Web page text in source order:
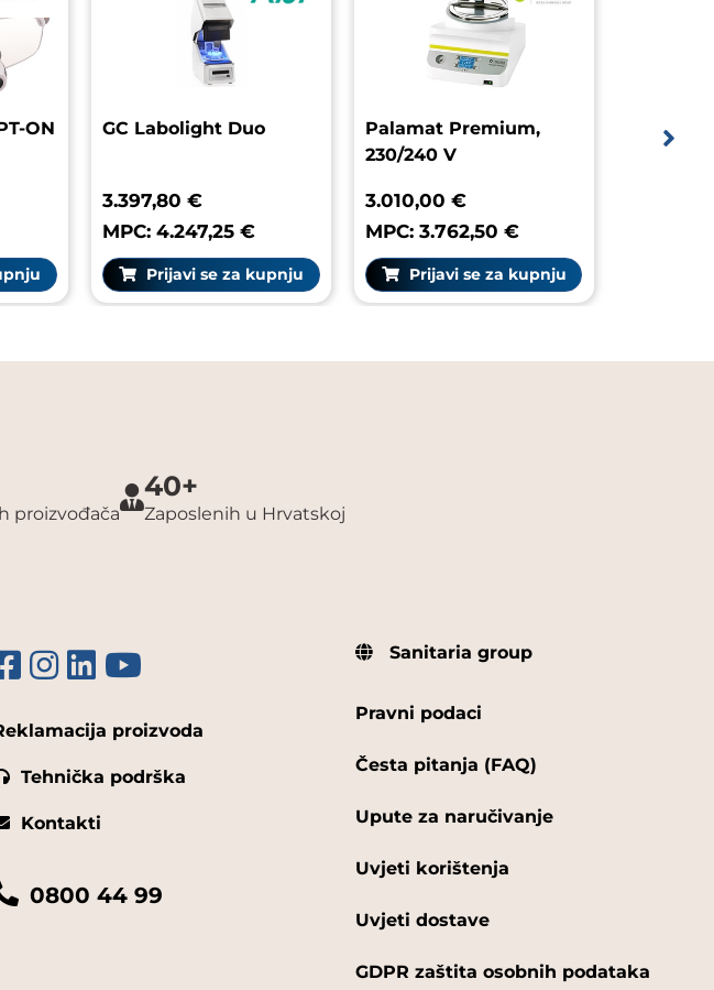
OPT-ON
€
za kupnju
GC Labolight Duo
3.397,80 €
MPC: 4.247,25 €
Prijavi se za kupnju
Palamat Premium,
230/240 V
3.010,00 €
MPC: 3.762,50 €
Prijavi se za kupnju
proizvođača
40+
Zaposlenih u Hrvatskoj
proizvoda
Tehnička podrška
Kontakti
0800 44 99
Sanitaria group
Pravni podaci
Česta pitanja (FAQ)
Upute za naručivanje
Uvjeti korištenja
Uvjeti dostave
GDPR zaštita osobnih podataka